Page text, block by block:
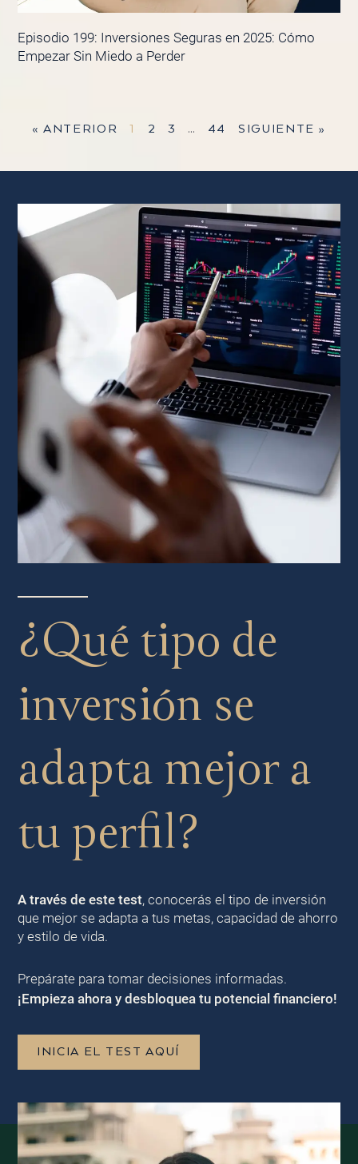
Episodio 199: Inversiones Seguras en 2025: Cómo
Empezar Sin Miedo a Perder
« ANTERIOR 1 2 3 … 44 SIGUIENTE »
¿Qué tipo de
inversión se
adapta mejor a
tu perfil?
A través de este test, conocerás el tipo de inversión
que mejor se adapta a tus metas, capacidad de ahorro
y estilo de vida.
Prepárate para tomar decisiones informadas.
¡Empieza ahora y desbloquea tu potencial financiero!
INICIA EL TEST AQUÍ